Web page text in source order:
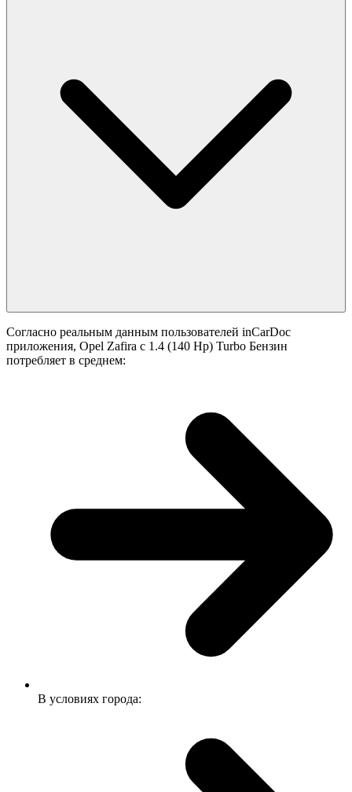
Согласно реальным данным пользователей inCarDoc
приложения, Opel Zafira с 1.4 (140 Hp) Turbo Бензин
потребляет в среднем:
В условиях города: